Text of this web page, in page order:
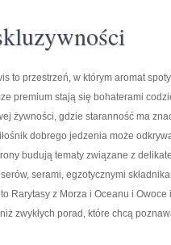
to przestrzeń, w którym aromat
premium stają się bohaterami
żywności, gdzie staranność ma
dobrego jedzenia może
budują tematy związane z
serami, egzotycznymi
Rarytasy z Morza i Oceanu i
zwykłych porad, które chcą